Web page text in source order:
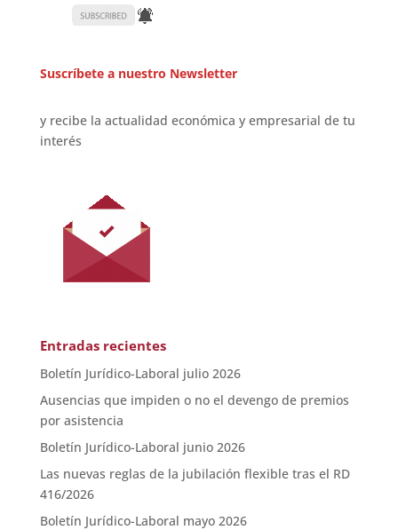
Suscríbete a nuestro Newsletter
y recibe la actualidad económica y empresarial de tu
interés
Entradas recientes
Boletín Jurídico-Laboral julio 2026
Ausencias que impiden o no el devengo de premios
por asistencia
Boletín Jurídico-Laboral junio 2026
Las nuevas reglas de la jubilación flexible tras el RD
416/2026
Boletín Jurídico-Laboral mayo 2026